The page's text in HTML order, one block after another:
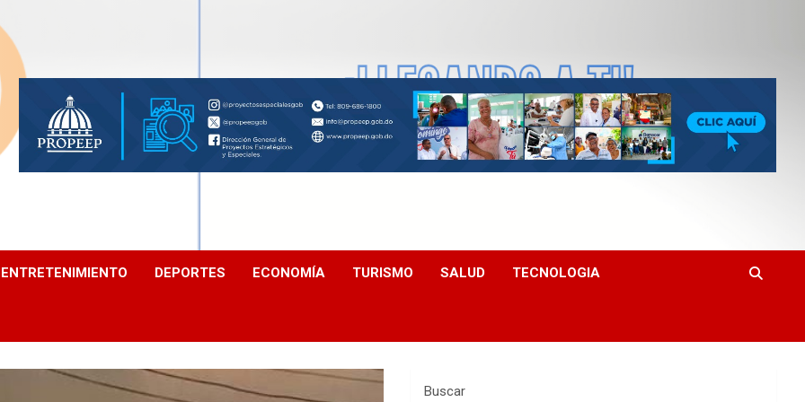
ENTRETENIMIENTO DEPORTES ECONOMÍA TURISMO SALUD TECNOLOGIA
Buscar